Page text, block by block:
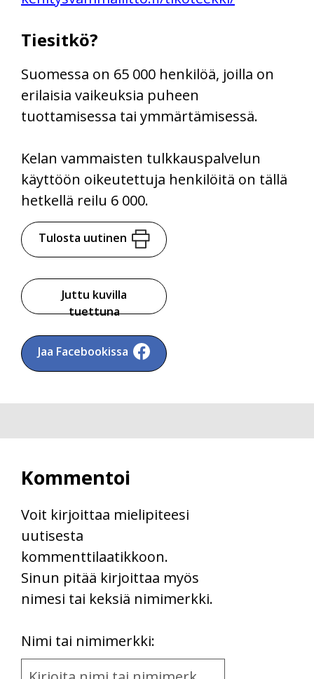
Tiesitkö?
Suomessa on 65 000 henkilöä, joilla on
erilaisia vaikeuksia puheen
tuottamisessa tai ymmärtämisessä.
Kelan vammaisten tulkkauspalvelun
käyttöön oikeutettuja henkilöitä on tällä
hetkellä reilu 6 000.
Tulosta uutinen
Juttu kuvilla
tuettuna
Jaa Facebookissa
Kommentoi
Voit kirjoittaa mielipiteesi
uutisesta
kommenttilaatikkoon.
Sinun pitää kirjoittaa myös
nimesi tai keksiä nimimerkki.
Nimi tai nimimerkki:
Name